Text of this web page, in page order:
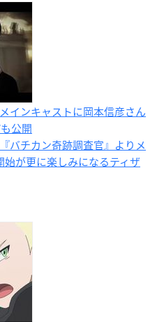
インキャストに岡本信彦さん
公開
バチカン奇跡調査官』よりメ
が更に楽しみになるティザ